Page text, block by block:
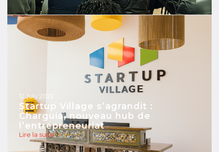
12 July 2022
Startup Village s’agrandit :
Charguia, nouveau hub de
l’entrepreneuriat
Lire la suite